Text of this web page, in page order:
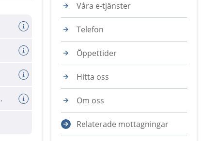
18-19 år
Våra e-tjänster
Telefon
Öppettider
Hitta oss
Om oss
Relaterade mottagningar